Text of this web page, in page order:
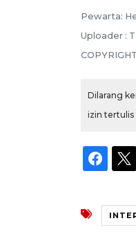
Pewarta:
Uploader :
Dilarang
izin tertulis